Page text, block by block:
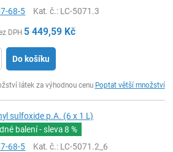
68-5 Kat. č.: LC-5071.3
DPH 5 449,59 Kč
Do košíku
látek za výhodnou cenu Poptat větší množství
sulfoxide p.A. (6 x 1 L)
balení - sleva8 %
68-5 Kat. č.: LC-5071.2_6